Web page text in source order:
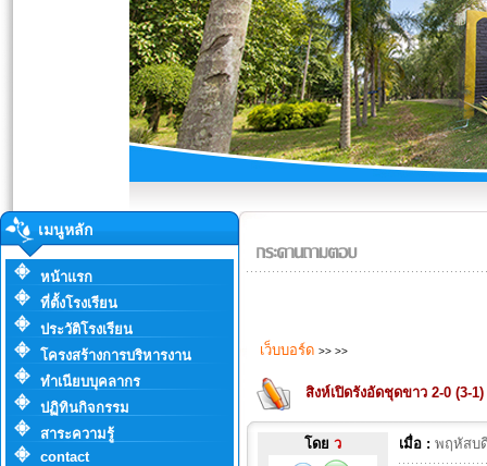
เมนูหลัก
หน้าแรก
ที่ตั้งโรงเรียน
ประวัติโรงเรียน
โครงสร้างการบริหารงาน
ทำเนียบบุคลากร
ปฏิทินกิจกรรม
สาระความรู้
contact
เว็บบอร์ด >> >>
สิงห์เปิดรังอัดชุดขาว 2-0 (3-
โดย ว เมื่อ : พฤหัสบ